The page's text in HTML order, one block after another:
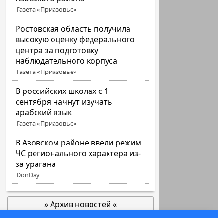
Газета «Приазовье»
Ростовская область получила
высокую оценку федерального
центра за подготовку
наблюдательного корпуса
Газета «Приазовье»
В российских школах с 1
сентября начнут изучать
арабский язык
Газета «Приазовье»
В Азовском районе ввели режим
ЧС регионального характера из-
за урагана
DonDay
» Архив новостей «